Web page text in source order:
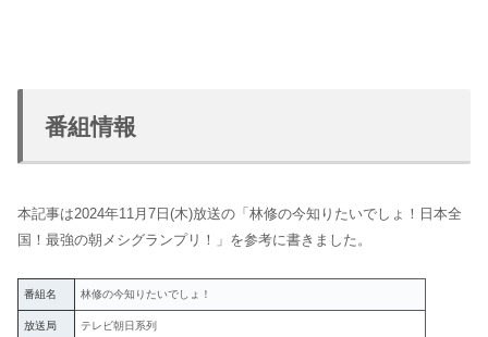
番組情報
本記事は2024年11月7日(木)放送の「林修の今知りたいでしょ！日本全
国！最強の朝メシグランプリ！」を参考に書きました。
番組名 林修の今知りたいでしょ！
放送局 テレビ朝日系列